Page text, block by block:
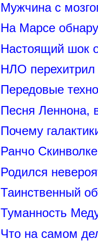
Мужчина с
На Марсе
Настоящий шок
НЛО перехитрил
Передовые
Песня Леннона,
Почему
Ранчо
Родился
Таинственный
Туманность
Что на самом